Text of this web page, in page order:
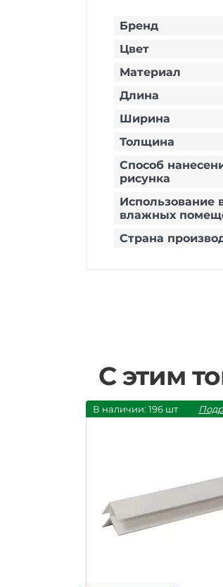
Бренд
Цвет
Материал
Длина
Ширина
Толщина
Способ
рисунка
Использование
влажных
Страна
С этим
В наличии: 196 шт